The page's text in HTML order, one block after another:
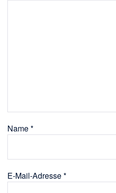
Name*
E-Mail-Adresse*